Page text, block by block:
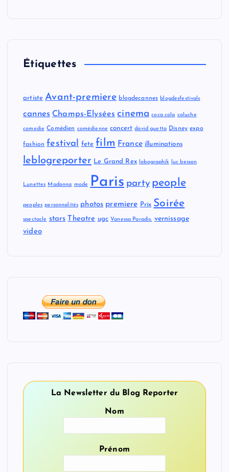
Étiquettes
artiste Avant-premiere blogdecannes blogdesfestivals
cannes Champs-Elysées cinema coca cola coluche
comedie Comédien comédienne concert david guetta Disney expo
fashion festival fete film France illuminations
leblogreporter Le Grand Rex lobographik luc besson
Lunettes Madonna mode Paris party people
peoples personnalités photos premiere Prix Soirée
spectacle stars Theatre ugc Vanessa Paradis. vernissage
video
La Newsletter du Blog Reporter
Nom
Prénom